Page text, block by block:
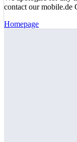
contact our mobile.de
Homepage